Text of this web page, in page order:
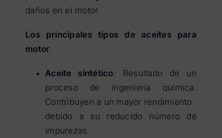
daños en el motor.
Los principales tipos de aceites para
motor
Aceite sintético: Resultado de un
proceso de ingeniería química.
Contribuyen a un mayor rendimiento
debido a su reducido número de
impurezas.